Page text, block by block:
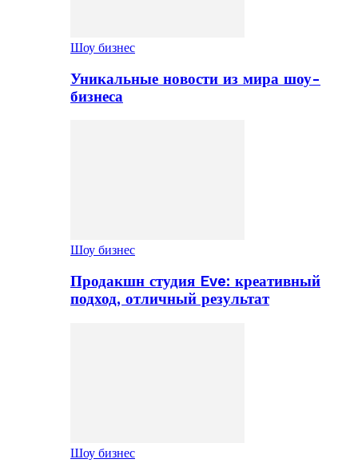
Шоу бизнес
Уникальные новости из мира шоу-
бизнеса
Шоу бизнес
Продакшн студия Eve: креативный
подход, отличный результат
Шоу бизнес